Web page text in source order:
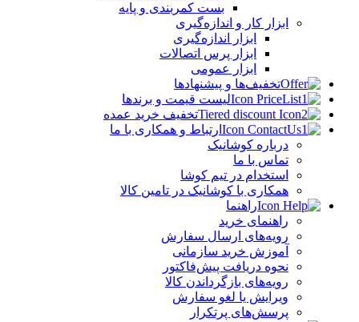
بست کمربندی و پایه
ابزار کار و اندازه‌گیری
ابزار اندازه‌گیری
ابزار پرس اتصالات
ابزار عمومی
تخفیف‌ها و پیشنهادها
لیست قیمت و برندها
تخفیف خرید عمده
ارتباط و همکاری با ما
درباره کوشانیک
تماس با ما
استخدام در تیم کوشا
همکاری با کوشانیک در تامین کالا
راهنما
راهنمای خرید
رویه‌های ارسال سفارش
آموزش خرید سازمانی
نحوه دریافت پیش‌فاکتور
رویه‌های بازگرداندن کالا
ویرایش یا لغو سفارش
پرسش‌های پرتکرار